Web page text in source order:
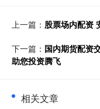
上一篇： 股票场内配资
下一篇： 国内期货配资
助您投资腾飞
相关文章